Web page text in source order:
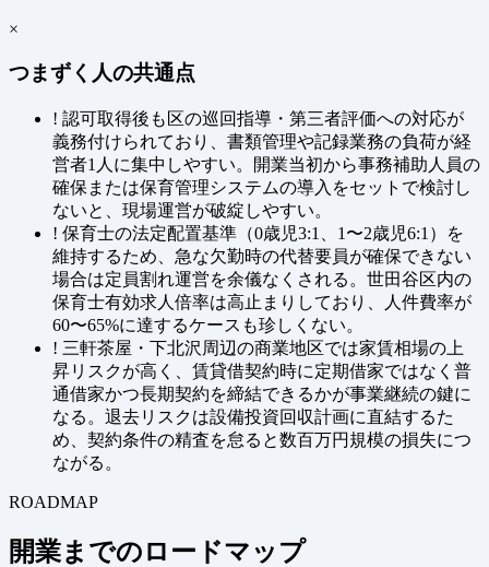
×
つまずく人の共通点
! 認可取得後も区の巡回指導・第三者評価への対応が
義務付けられており、書類管理や記録業務の負荷が経
営者1人に集中しやすい。開業当初から事務補助人員の
確保または保育管理システムの導入をセットで検討し
ないと、現場運営が破綻しやすい。
! 保育士の法定配置基準（0歳児3:1、1〜2歳児6:1）を
維持するため、急な欠勤時の代替要員が確保できない
場合は定員割れ運営を余儀なくされる。世田谷区内の
保育士有効求人倍率は高止まりしており、人件費率が
60〜65%に達するケースも珍しくない。
! 三軒茶屋・下北沢周辺の商業地区では家賃相場の上
昇リスクが高く、賃貸借契約時に定期借家ではなく普
通借家かつ長期契約を締結できるかが事業継続の鍵に
なる。退去リスクは設備投資回収計画に直結するた
め、契約条件の精査を怠ると数百万円規模の損失につ
ながる。
ROADMAP
開業までのロードマップ